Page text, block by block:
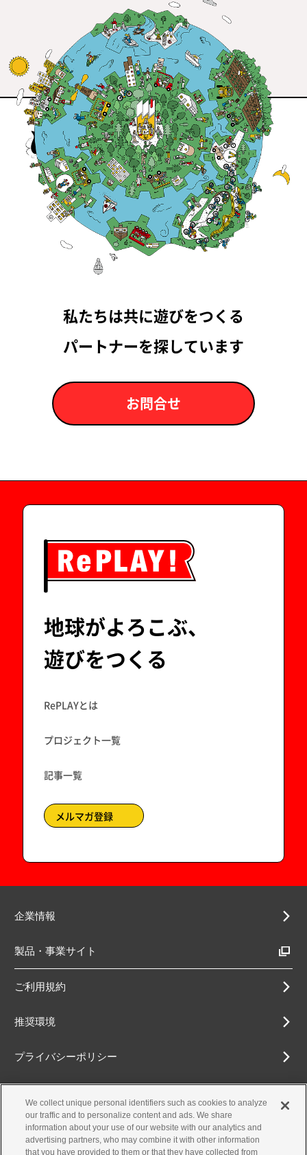
私たちは共に遊びをつくる
パートナーを探しています
お問合せ
地球がよろこぶ、
遊びをつくる
RePLAYとは
プロジェクト一覧
記事一覧
メルマガ登録
企業情報
製品・事業サイト
ご利用規約
推奨環境
プライバシーポリシー
アクセシビリティ方針
We collect unique personal identifiers such as cookies to analyze
our traffic and to personalize content and ads. We share
information about your use of our website with our analytics and
advertising partners, who may combine it with other information
that you have provided to them or that they have collected from